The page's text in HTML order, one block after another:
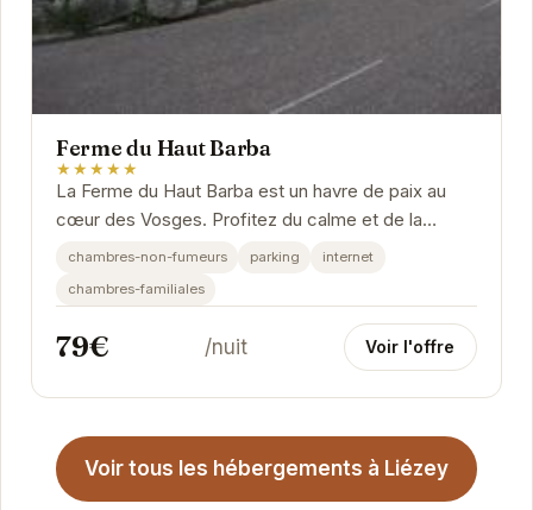
Ferme du Haut Barba
★★★★★
La Ferme du Haut Barba est un havre de paix au
cœur des Vosges. Profitez du calme et de la
beauté de la nature environnante. L'établissement...
chambres-non-fumeurs parking
internet
chambres-familiales
79€ /nuit Voir l'offre
Voir tous les hébergements à Liézey